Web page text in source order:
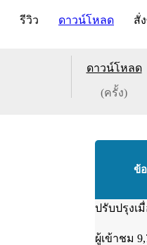
รีวิว ดาวน์โหลด สั่
ดาวน์โหลด
(ครั้ง)
ข้
ปรับปรุงเ
ผู้เข้าชม